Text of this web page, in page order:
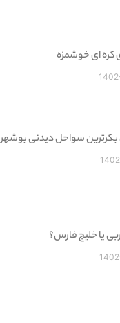
سواحل دیدنی بوشهر
یا خلیج فارس؟